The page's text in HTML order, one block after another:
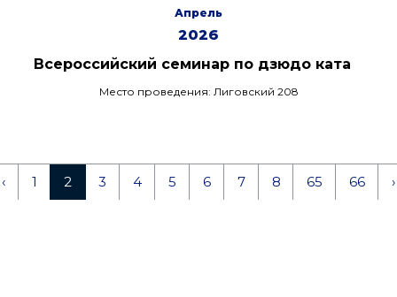
Апрель
2026
Всероссийский семинар по дзюдо ката
Место проведения: Лиговский 208
‹ 1 2 3 4 5 6 7 8 65 66 ›